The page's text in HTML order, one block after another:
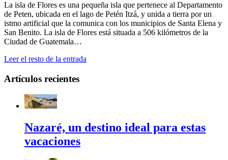
La isla de Flores es una pequeña isla que pertenece al Departamento
de Peten, ubicada en el lago de Petén Itzá, y unida a tierra por un
istmo artificial que la comunica con los municipios de Santa Elena y
San Benito. La isla de Flores está situada a 506 kilómetros de la
Ciudad de Guatemala…
Leer el resto de la entrada
Artículos recientes
Nazaré, un destino ideal para estas
vacaciones